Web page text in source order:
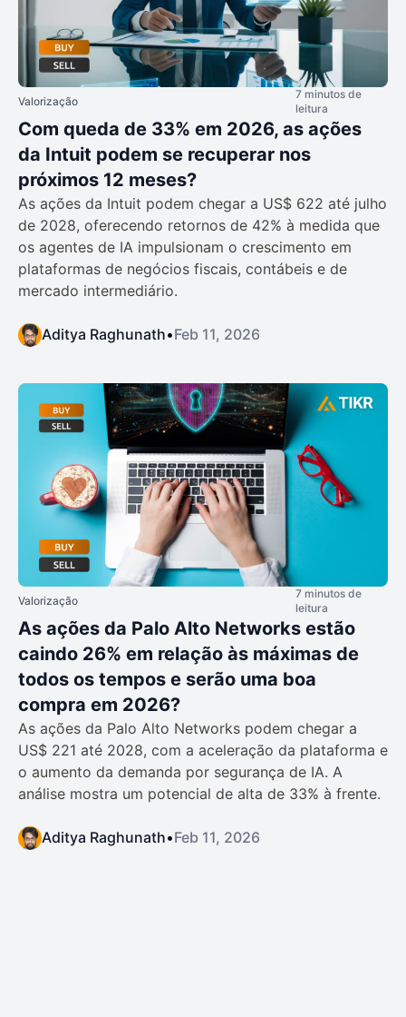
Valorização
7 minutos de
leitura
Com queda de 33% em 2026, as ações
da Intuit podem se recuperar nos
próximos 12 meses?
As ações da Intuit podem chegar a US$ 622 até julho
de 2028, oferecendo retornos de 42% à medida que
os agentes de IA impulsionam o crescimento em
plataformas de negócios fiscais, contábeis e de
mercado intermediário.
Aditya Raghunath•Feb 11, 2026
Valorização
7 minutos de
leitura
As ações da Palo Alto Networks estão
caindo 26% em relação às máximas de
todos os tempos e serão uma boa
compra em 2026?
As ações da Palo Alto Networks podem chegar a
US$ 221 até 2028, com a aceleração da plataforma e
o aumento da demanda por segurança de IA. A
análise mostra um potencial de alta de 33% à frente.
Aditya Raghunath•Feb 11, 2026